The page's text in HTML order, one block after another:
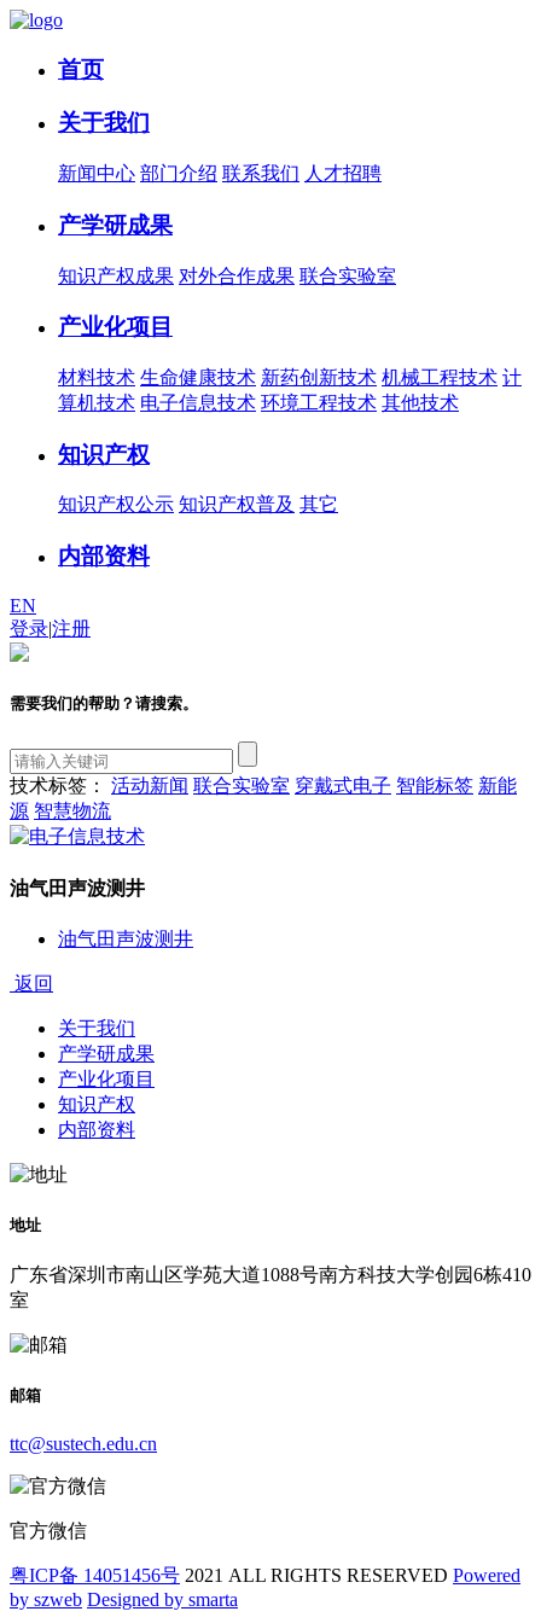
首页
关于我们
新闻中心 部门介绍 联系我们 人才招聘
产学研成果
知识产权成果 对外合作成果 联合实验室
产业化项目
材料技术 生命健康技术 新药创新技术 机械工程技术 计
算机技术 电子信息技术 环境工程技术 其他技术
知识产权
知识产权公示 知识产权普及 其它
内部资料
EN
登录|注册
需要我们的帮助？请搜索。
技术标签： 活动新闻 联合实验室 穿戴式电子 智能标签 新能
源 智慧物流
油气田声波测井
油气田声波测井
返回
关于我们
产学研成果
产业化项目
知识产权
内部资料
地址
广东省深圳市南山区学苑大道1088号南方科技大学创园6栋410
室
邮箱
ttc@sustech.edu.cn
官方微信
粤ICP备 14051456号 2021 ALL RIGHTS RESERVED Powered
by szweb Designed by smarta